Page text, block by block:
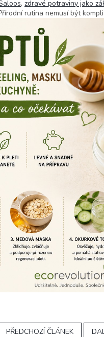
, zdravé potraviny jako
rutina nemusí být
PŘEDCHOZÍ ČLÁNEK